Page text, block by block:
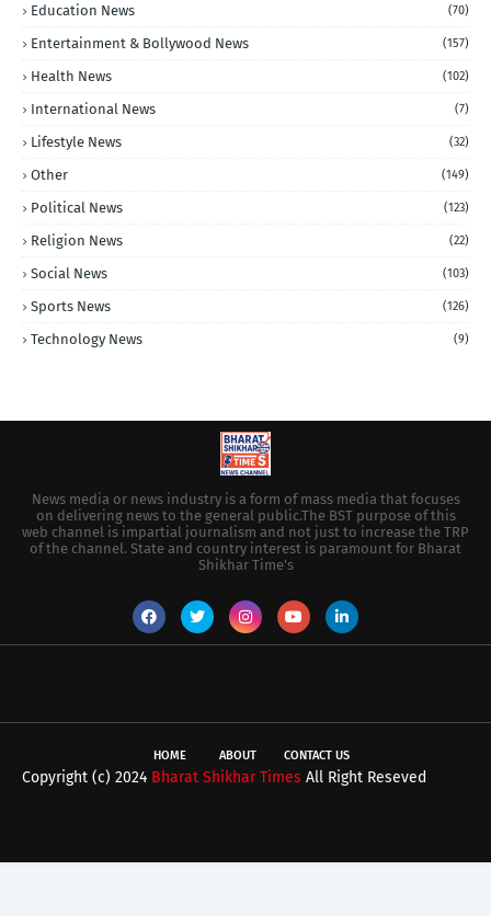
Education News (70)
Entertainment & Bollywood News (157)
Health News (102)
International News (7)
Lifestyle News (32)
Other (149)
Political News (123)
Religion News (22)
Social News (103)
Sports News (126)
Technology News (9)
News media or news industry is a form of mass media that focuses
on delivering news to the general public.The BST purpose of this
web channel is impartial journalism and not just to increase the TRP
of the channel. State and country interest is paramount for Bharat
Shikhar Time's
HOME ABOUT CONTACT US
Copyright (c) 2024 Bharat Shikhar Times All Right Reseved